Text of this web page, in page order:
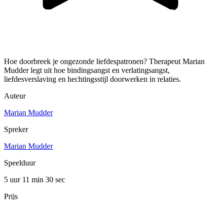
Hoe doorbreek je ongezonde liefdespatronen? Therapeut Marian
Mudder legt uit hoe bindingsangst en verlatingsangst,
liefdesverslaving en hechtingsstijl doorwerken in relaties.
Auteur
Marian Mudder
Spreker
Marian Mudder
Speelduur
5 uur 11 min 30 sec
Prijs